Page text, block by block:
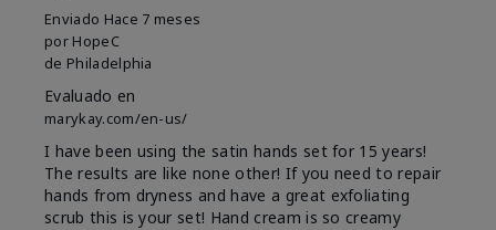
Enviado Hace 7 meses
por HopeC
de Philadelphia
Evaluado en
marykay.com/en-us/
I have been using the satin hands set for 15 years!
The results are like none other! If you need to repair
hands from dryness and have a great exfoliating
scrub this is your set! Hand cream is so creamy